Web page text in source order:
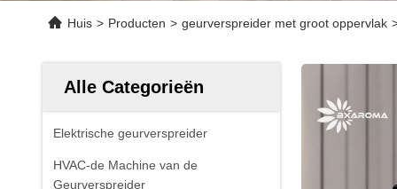
Huis > Producten > geurverspreider met groot oppervlak
Alle Categorieën
Elektrische geurverspreider
HVAC-de Machine van de
Geurverspreider